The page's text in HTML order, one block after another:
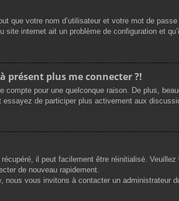
que votre nom d’utilisateur et votre mot de
internet ait un problème de configuration et
présent plus me connecter ?!
compte pour une quelconque raison. De plus,
de participer plus activement aux
il peut facilement être réinitialisé.
de nouveau rapidement.
vous invitons à contacter un administrateur